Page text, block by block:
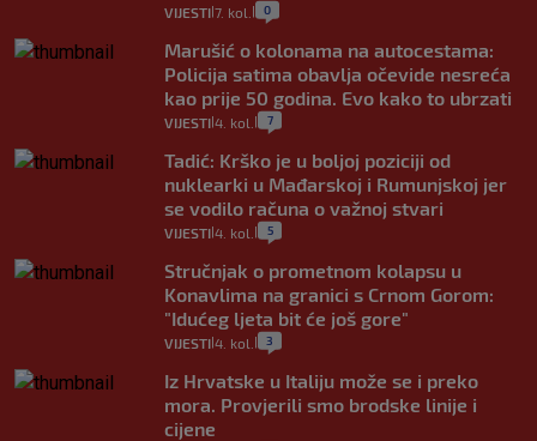
VIJESTI 7. kol. 0
Marušić o kolonama na autocestama:
Policija satima obavlja očevide nesreća
kao prije 50 godina. Evo kako to ubrzati
VIJESTI 4. kol. 7
Tadić: Krško je u boljoj poziciji od
nuklearki u Mađarskoj i Rumunjskoj jer
se vodilo računa o važnoj stvari
VIJESTI 4. kol. 5
Stručnjak o prometnom kolapsu u
Konavlima na granici s Crnom Gorom:
"Idućeg ljeta bit će još gore"
VIJESTI 4. kol. 3
Iz Hrvatske u Italiju može se i preko
mora. Provjerili smo brodske linije i
cijene